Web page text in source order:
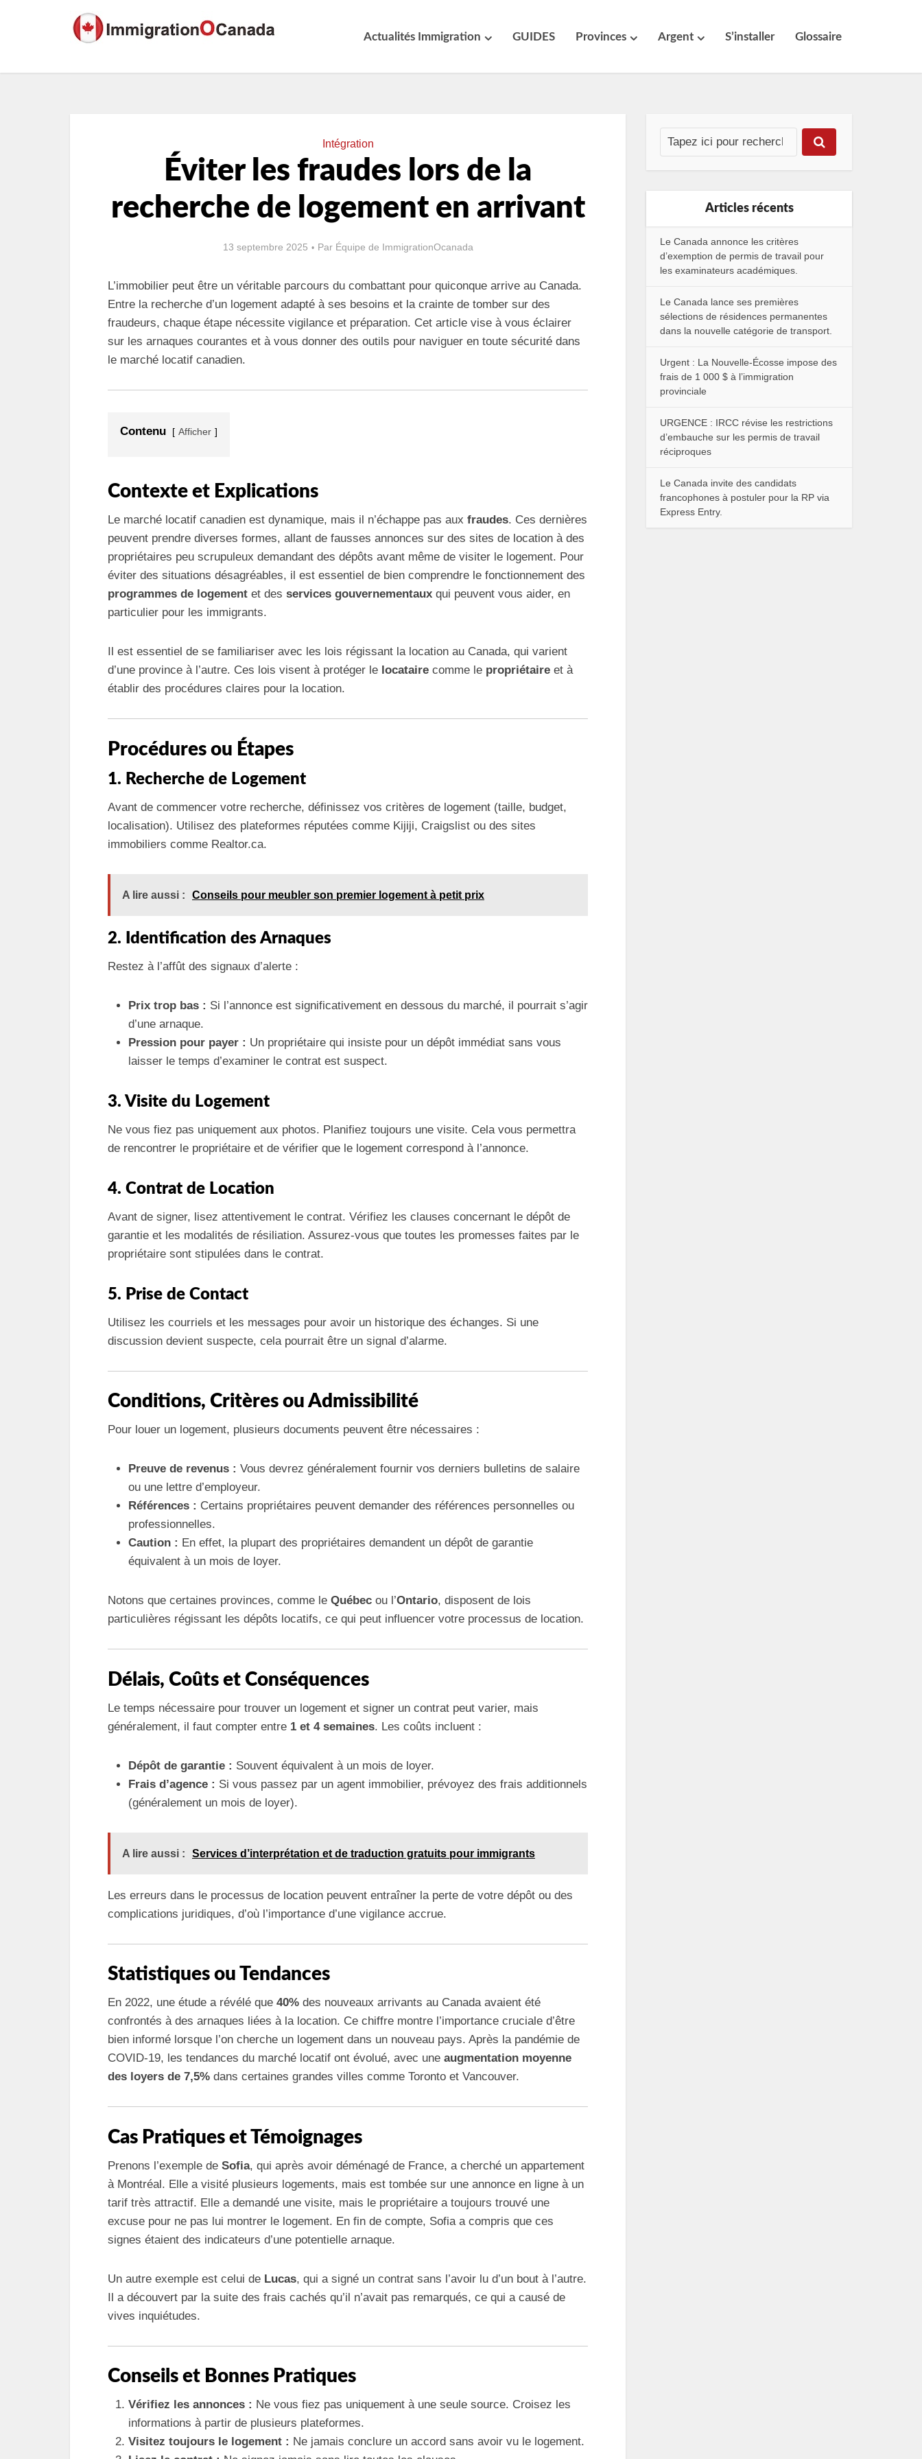
Actualités Immigration GUIDES Provinces Argent S’installer Glossaire
Intégration
Éviter les fraudes lors de la
recherche de logement en arrivant
13 septembre 2025 Par Équipe de ImmigrationOcanada
L’immobilier peut être un véritable parcours du combattant pour quiconque arrive au Canada.
Entre la recherche d’un logement adapté à ses besoins et la crainte de tomber sur des
fraudeurs, chaque étape nécessite vigilance et préparation. Cet article vise à vous éclairer
sur les arnaques courantes et à vous donner des outils pour naviguer en toute sécurité dans
le marché locatif canadien.
Contenu Afficher
Contexte et Explications
Le marché locatif canadien est dynamique, mais il n’échappe pas aux fraudes. Ces dernières
peuvent prendre diverses formes, allant de fausses annonces sur des sites de location à des
propriétaires peu scrupuleux demandant des dépôts avant même de visiter le logement. Pour
éviter des situations désagréables, il est essentiel de bien comprendre le fonctionnement des
programmes de logement et des services gouvernementaux qui peuvent vous aider, en
particulier pour les immigrants.
Il est essentiel de se familiariser avec les lois régissant la location au Canada, qui varient
d’une province à l’autre. Ces lois visent à protéger le locataire comme le propriétaire et à
établir des procédures claires pour la location.
Procédures ou Étapes
1. Recherche de Logement
Avant de commencer votre recherche, définissez vos critères de logement (taille, budget,
localisation). Utilisez des plateformes réputées comme Kijiji, Craigslist ou des sites
immobiliers comme Realtor.ca.
A lire aussi : Conseils pour meubler son premier logement à petit prix
2. Identification des Arnaques
Restez à l’affût des signaux d’alerte :
Prix trop bas : Si l’annonce est significativement en dessous du marché, il pourrait s’agir
d’une arnaque.
Pression pour payer : Un propriétaire qui insiste pour un dépôt immédiat sans vous
laisser le temps d’examiner le contrat est suspect.
3. Visite du Logement
Ne vous fiez pas uniquement aux photos. Planifiez toujours une visite. Cela vous permettra
de rencontrer le propriétaire et de vérifier que le logement correspond à l’annonce.
4. Contrat de Location
Avant de signer, lisez attentivement le contrat. Vérifiez les clauses concernant le dépôt de
garantie et les modalités de résiliation. Assurez-vous que toutes les promesses faites par le
propriétaire sont stipulées dans le contrat.
5. Prise de Contact
Utilisez les courriels et les messages pour avoir un historique des échanges. Si une
discussion devient suspecte, cela pourrait être un signal d’alarme.
Conditions, Critères ou Admissibilité
Pour louer un logement, plusieurs documents peuvent être nécessaires :
Preuve de revenus : Vous devrez généralement fournir vos derniers bulletins de salaire
ou une lettre d’employeur.
Références : Certains propriétaires peuvent demander des références personnelles ou
professionnelles.
Caution : En effet, la plupart des propriétaires demandent un dépôt de garantie
équivalent à un mois de loyer.
Notons que certaines provinces, comme le Québec ou l’Ontario, disposent de lois
particulières régissant les dépôts locatifs, ce qui peut influencer votre processus de location.
Délais, Coûts et Conséquences
Le temps nécessaire pour trouver un logement et signer un contrat peut varier, mais
généralement, il faut compter entre 1 et 4 semaines. Les coûts incluent :
Dépôt de garantie : Souvent équivalent à un mois de loyer.
Frais d’agence : Si vous passez par un agent immobilier, prévoyez des frais additionnels
(généralement un mois de loyer).
A lire aussi : Services d’interprétation et de traduction gratuits pour immigrants
Les erreurs dans le processus de location peuvent entraîner la perte de votre dépôt ou des
complications juridiques, d’où l’importance d’une vigilance accrue.
Statistiques ou Tendances
En 2022, une étude a révélé que 40% des nouveaux arrivants au Canada avaient été
confrontés à des arnaques liées à la location. Ce chiffre montre l’importance cruciale d’être
bien informé lorsque l’on cherche un logement dans un nouveau pays. Après la pandémie de
COVID-19, les tendances du marché locatif ont évolué, avec une augmentation moyenne
des loyers de 7,5% dans certaines grandes villes comme Toronto et Vancouver.
Cas Pratiques et Témoignages
Prenons l’exemple de Sofia, qui après avoir déménagé de France, a cherché un appartement
à Montréal. Elle a visité plusieurs logements, mais est tombée sur une annonce en ligne à un
tarif très attractif. Elle a demandé une visite, mais le propriétaire a toujours trouvé une
excuse pour ne pas lui montrer le logement. En fin de compte, Sofia a compris que ces
signes étaient des indicateurs d’une potentielle arnaque.
Un autre exemple est celui de Lucas, qui a signé un contrat sans l’avoir lu d’un bout à l’autre.
Il a découvert par la suite des frais cachés qu’il n’avait pas remarqués, ce qui a causé de
vives inquiétudes.
Conseils et Bonnes Pratiques
Vérifiez les annonces : Ne vous fiez pas uniquement à une seule source. Croisez les
informations à partir de plusieurs plateformes.
Visitez toujours le logement : Ne jamais conclure un accord sans avoir vu le logement.
Articles récents
Le Canada annonce les critères
d’exemption de permis de travail pour
les examinateurs académiques.
Le Canada lance ses premières
sélections de résidences permanentes
dans la nouvelle catégorie de transport.
Urgent : La Nouvelle-Écosse impose des
frais de 1 000 $ à l’immigration
provinciale
URGENCE : IRCC révise les restrictions
d’embauche sur les permis de travail
réciproques
Le Canada invite des candidats
francophones à postuler pour la RP via
Express Entry.